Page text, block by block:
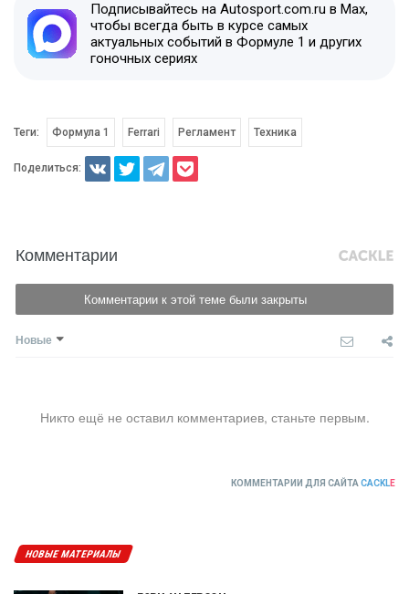
Подписывайтесь на Autosport.com.ru в Max,
чтобы всегда быть в курсе самых
актуальных событий в Формуле 1 и других
гоночных сериях
Теги: Формула 1 Ferrari Регламент Техника
Поделиться:
Комментарии
Комментарии к этой теме были закрыты
Новые
Никто ещё не оставил комментариев, станьте первым.
КОММЕНТАРИИ ДЛЯ САЙТАCACKLE
НОВЫЕ МАТЕРИАЛЫ